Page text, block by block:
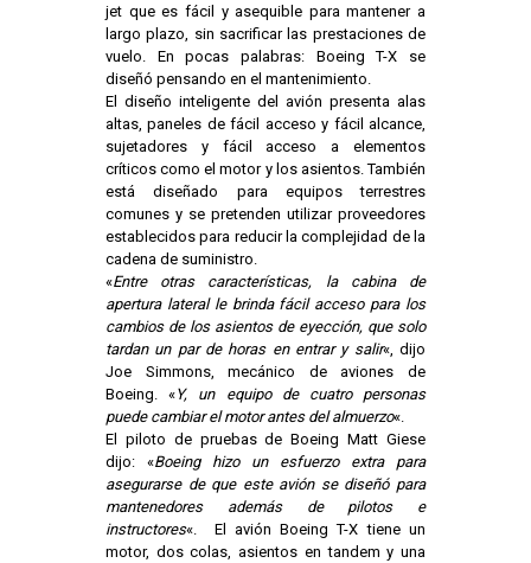
jet que es fácil y asequible para mantener a
largo plazo, sin sacrificar las prestaciones de
vuelo. En pocas palabras: Boeing T-X se
diseñó pensando en el mantenimiento.
El diseño inteligente del avión presenta alas
altas, paneles de fácil acceso y fácil alcance,
sujetadores y fácil acceso a elementos
críticos como el motor y los asientos. También
está diseñado para equipos terrestres
comunes y se pretenden utilizar proveedores
establecidos para reducir la complejidad de la
cadena de suministro.
«Entre otras características, la cabina de
apertura lateral le brinda fácil acceso para los
cambios de los asientos de eyección, que solo
tardan un par de horas en entrar y salir«, dijo
Joe Simmons, mecánico de aviones de
Boeing. «Y, un equipo de cuatro personas
puede cambiar el motor antes del almuerzo«.
El piloto de pruebas de Boeing Matt Giese
dijo: «Boeing hizo un esfuerzo extra para
asegurarse de que este avión se diseñó para
mantenedores además de pilotos e
instructores«. El avión Boeing T-X tiene un
motor, dos colas, asientos en tandem y una